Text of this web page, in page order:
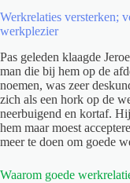
Werkrelaties versterken;
werkplezier
Pas geleden klaagde
man die bij hem op de
noemen, was zeer
zich als een hork op de
neerbuigend en kortaf.
hem maar moest
meer te doen om goede
Waarom goede